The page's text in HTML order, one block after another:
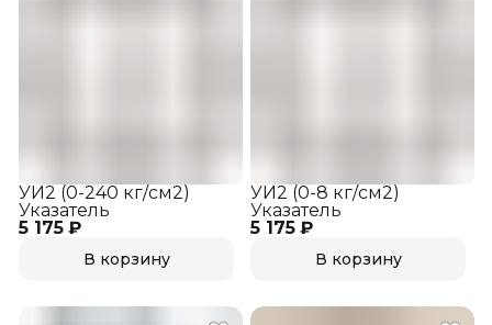
5 175 ₽
УИ2 (0-240 кг/см2)
Указатель
В корзину
5 175 ₽
УИ2 (0-8 кг/см2)
Указатель
В корзину